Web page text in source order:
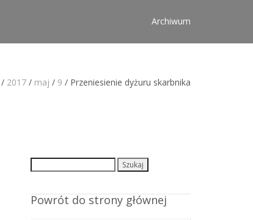
Archiwum
/ 2017 / maj / 9 / Przeniesienie dyżuru skarbnika
Powrót do strony głównej